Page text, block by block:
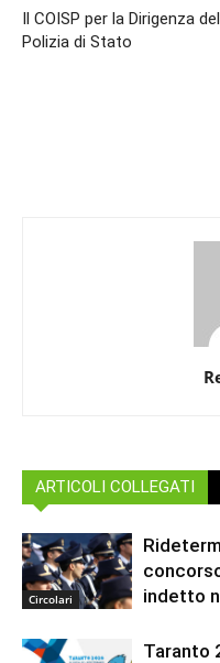
Il COISP per la Dirigenza
Polizia di Stato
ARTICOLI COLLEGATI
Circolari
indetto
Taranto